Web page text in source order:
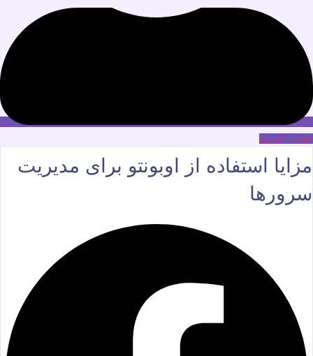
حساب کاربری
مزایا استفاده از اوبونتو برای مدیریت
سرورها